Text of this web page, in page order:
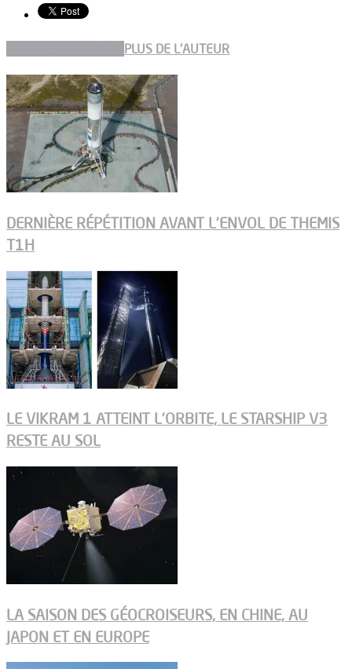
PLUS DE L'AUTEUR
DERNIÈRE RÉPÉTITION AVANT L’ENVOL DE THEMIS
T1H
LE VIKRAM 1 ATTEINT L’ORBITE, LE STARSHIP V3
RESTE AU SOL
LA SAISON DES GÉOCROISEURS, EN CHINE, AU
JAPON ET EN EUROPE